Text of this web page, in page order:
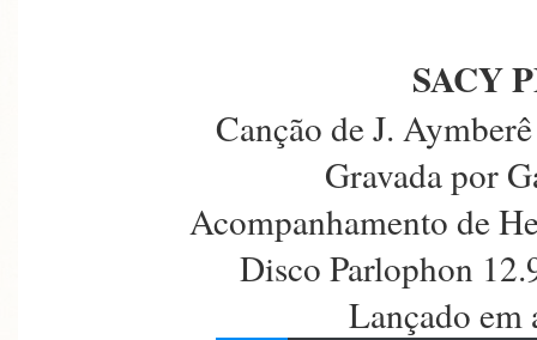
SACY
Canção de J.
Gravada por
Acompanhamento de
Disco Parlophon
Lançado